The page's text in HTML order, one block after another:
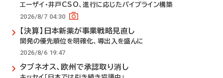
エーザイ・井戸CSO、進行に応じたパイプライン構築
2026/8/7 04:30
【決算】日本新薬が事業戦略見直し
開発の優先順位を明確化、導出入を盛んに
2026/8/6 19:47
タブネオス、欧州で承認取り消し